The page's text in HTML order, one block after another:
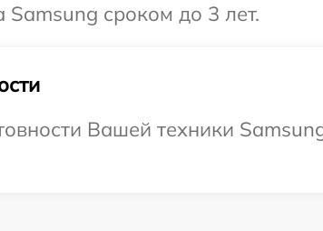
Samsung сроком до 3 лет.
Вашей техники